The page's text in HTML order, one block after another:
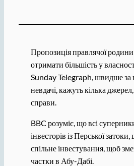
Пропозиція правлячої
отримати більшість у
Sunday Telegraph, швидше за
невдачі, кажуть кілька
справи.
BBC розуміє, що всі
інвесторів із Перської
спільне інвестування, щоб
частки в Абу-Дабі.